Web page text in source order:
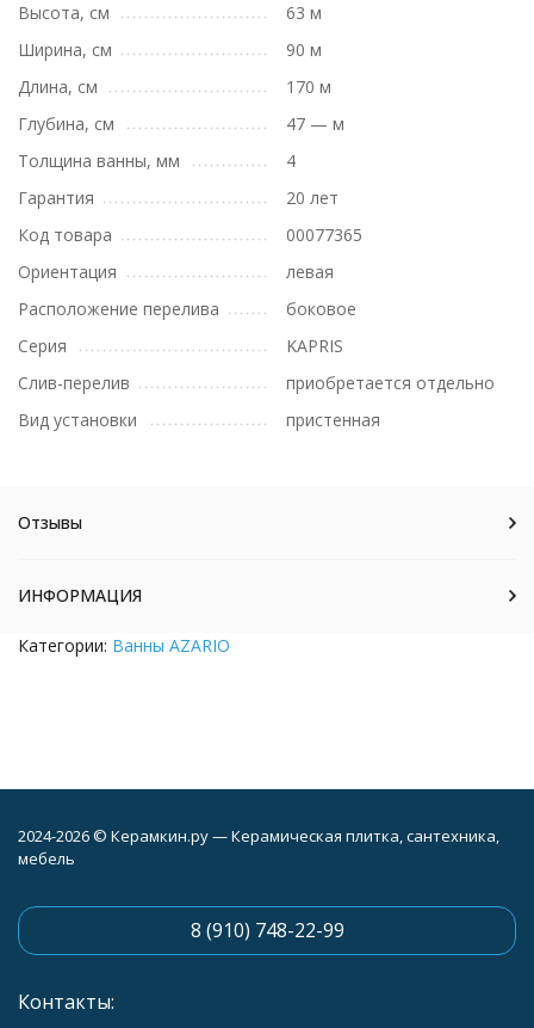
Высота, см
63 м
Ширина, см
90 м
Длина, см
170 м
Глубина, см
47 — м
Толщина ванны, мм
4
Гарантия
20 лет
Код товара
00077365
Ориентация
левая
Расположение перелива
боковое
Серия
KAPRIS
Слив-перелив
приобретается отдельно
Вид установки
пристенная
Отзывы
ИНФОРМАЦИЯ
Категории: Ванны AZARIO
2024-2026 © Керамкин.ру — Керамическая плитка, сантехника,
мебель
8 (910) 748-22-99
Контакты: